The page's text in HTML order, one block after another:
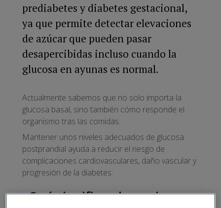
prediabetes y diabetes gestacional,
ya que permite detectar elevaciones
de azúcar que pueden pasar
desapercibidas incluso cuando la
glucosa en ayunas es normal.
Actualmente sabemos que no solo importa la
glucosa basal, sino también cómo responde el
organismo tras las comidas.
Mantener unos niveles adecuados de glucosa
postprandial ayuda a reducir el riesgo de
complicaciones cardiovasculares, daño vascular y
progresión de la diabetes.
¿Qué significa glucemia